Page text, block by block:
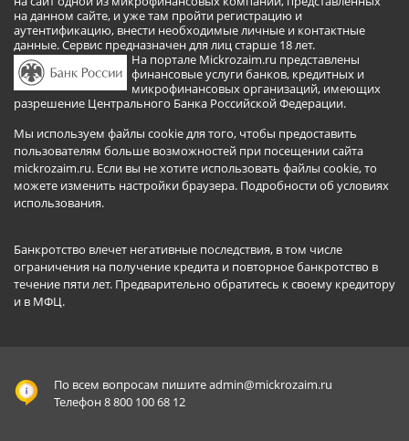
на данном сайте, и уже там пройти регистрацию и
аутентификацию, внести необходимые личные и контактные
данные. Сервис предназначен для лиц старше 18 лет.
На портале Mickrozaim.ru представлены
финансовые услуги банков, кредитных и
микрофинансовых организаций, имеющих
разрешение Центрального Банка Российской Федерации.
Мы используем файлы cookie для того, чтобы предоставить
пользователям больше возможностей при посещении сайта
mickrozaim.ru. Если вы не хотите использовать файлы cookie, то
можете изменить настройки браузера. Подробности об условиях
использования.
Банкротство влечет негативные последствия, в том числе
ограничения на получение кредита и повторное банкротство в
течение пяти лет. Предварительно обратитесь к своему кредитору
и в МФЦ.
По всем вопросам пишитеadmin@mickrozaim.ru
Телефон 8 800 100 68 12